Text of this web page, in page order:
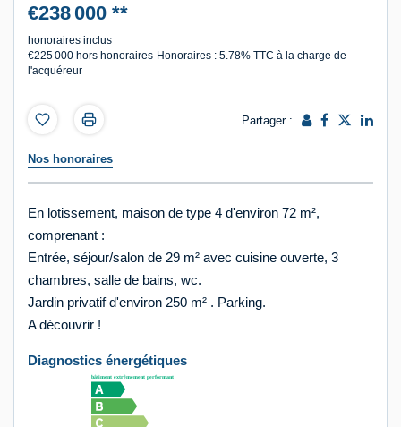
€238 000 **
honoraires inclus
€225 000 hors honoraires Honoraires : 5.78% TTC à la charge de
l'acquéreur
Partager :
Nos honoraires
En lotissement, maison de type 4 d'environ 72 m²,
comprenant :
Entrée, séjour/salon de 29 m² avec cuisine ouverte, 3
chambres, salle de bains, wc.
Jardin privatif d'environ 250 m² . Parking.
A découvrir !
Diagnostics énergétiques